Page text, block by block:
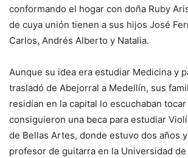
conformando el hogar con doña Ruby
de cuya unión tienen a sus hijos José
Carlos, Andrés Alberto y Natalia.
Aunque su idea era estudiar Medicina y
trasladó de Abejorral a Medellín, sus
residían en la capital lo escuchaban
consiguieron una beca para estudiar
de Bellas Artes, donde estuvo dos años
profesor de guitarra en la Universidad